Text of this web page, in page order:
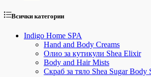
Всички категории
Indigo Home SPA
Hand and Body Creams
Олио за кутикули Shea Elixir
Body and Hair Mists
Скраб за тяло Shea Sugar Body